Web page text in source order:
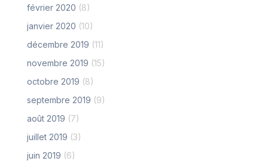
février 2020 (8)
janvier 2020 (10)
décembre 2019 (11)
novembre 2019 (15)
octobre 2019 (8)
septembre 2019 (9)
août 2019 (7)
juillet 2019 (3)
juin 2019 (6)